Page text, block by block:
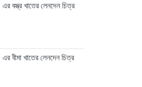
বস্ত্র খাতের লেনদেন চিত্র
বীমা খাতের লেনদেন চিত্র